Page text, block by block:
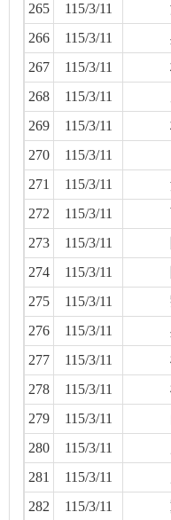
265
115/3/11
266
115/3/11
267
115/3/11
268
115/3/11
269
115/3/11
270
115/3/11
271
115/3/11
272
115/3/11
273
115/3/11
274
115/3/11
275
115/3/11
276
115/3/11
277
115/3/11
278
115/3/11
279
115/3/11
280
115/3/11
281
115/3/11
282
115/3/11